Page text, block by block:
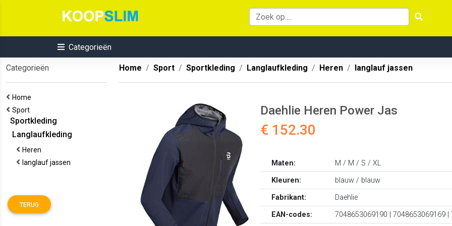
Categorieën
Categorieën
Home
Sport
Sportkleding
Langlaufkleding
Heren
langlauf jassen
TERUG
Home Sport Sportkleding Langlaufkleding Heren langlauf jassen
Daehlie Heren Power Jas
€ 152.30
Maten:
M / M / S / XL
Kleuren:
blauw / blauw
Fabrikant:
Daehlie
EAN-codes:
7048653069190 | 7048653069169 |